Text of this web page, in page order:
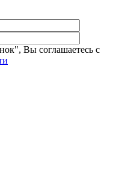
Вы соглашаетесь с